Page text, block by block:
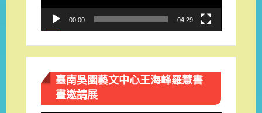
00:00 04:29
臺南吳園藝文中心王海峰羅慧書
畫邀請展